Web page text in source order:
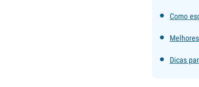
Como
Dicas